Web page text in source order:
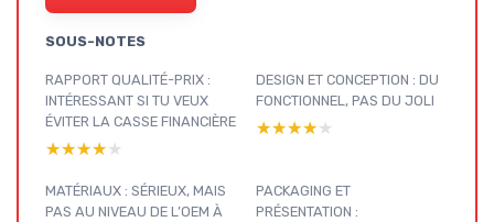
SOUS-NOTES
RAPPORT QUALITÉ-PRIX :
INTÉRESSANT SI TU VEUX
ÉVITER LA CASSE FINANCIÈRE
★★★★★
★★★★★
DESIGN ET CONCEPTION : DU
FONCTIONNEL, PAS DU JOLI
★★★★★
★★★★★
MATÉRIAUX : SÉRIEUX, MAIS
PAS AU NIVEAU DE L’OEM À
PACKAGING ET
PRÉSENTATION :